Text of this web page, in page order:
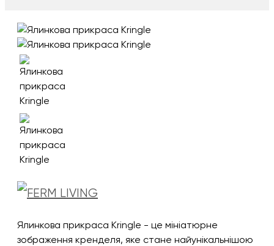
Ялинкова прикраса Kringle - це мініатюрне
зображення кренделя, яке стане найунікальнішою